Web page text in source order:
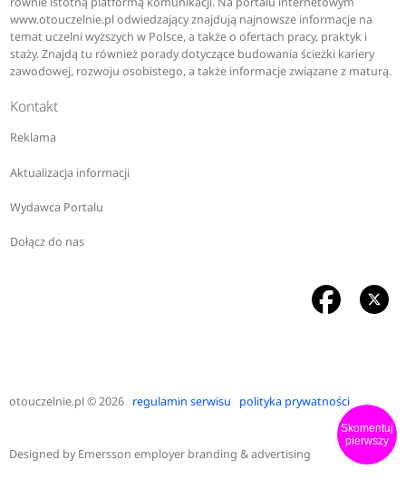
Skomentuj
pierwszy
www.otouczelnie.pl odwiedzający znajdują najnowsze informacje na
temat uczelni wyższych w Polsce, a także o ofertach pracy, praktyk i
staży. Znajdą tu również porady dotyczące budowania ścieżki kariery
zawodowej, rozwoju osobistego, a także informacje związane z maturą.
Kontakt
Reklama
Aktualizacja informacji
Wydawca Portalu
Dołącz do nas
otouczelnie.pl© 2026 regulamin serwisu polityka prywatności
Designed byEmersson employer branding & advertising